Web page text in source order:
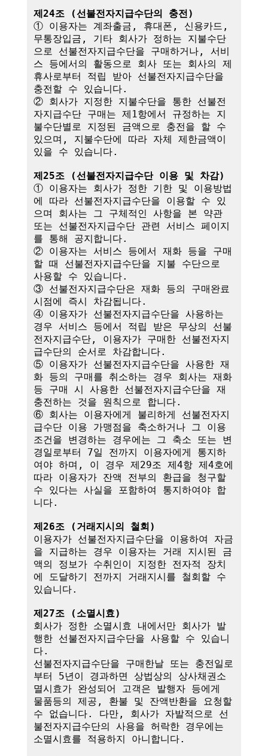
제24조 (선불전자지급수단의 충전)
① 이용자는 계좌출금, 휴대폰, 신용카드,
무통장입금, 기타 회사가 정하는 지불수단
으로 선불전자지급수단을 구매하거나, 서비
스 등에서의 활동으로 회사 또는 회사의 제
휴사로부터 적립 받아 선불전자지급수단을
충전할 수 있습니다.
② 회사가 지정한 지불수단을 통한 선불전
자지급수단 구매는 제1항에서 규정하는 지
불수단별로 지정된 금액으로 충전을 할 수
있으며, 지불수단에 따라 자체 제한금액이
있을 수 있습니다.
제25조 (선불전자지급수단 이용 및 차감)
① 이용자는 회사가 정한 기한 및 이용방법
에 따라 선불전자지급수단을 이용할 수 있
으며 회사는 그 구체적인 사항을 본 약관
또는 선불전자지급수단 관련 서비스 페이지
를 통해 공지합니다.
② 이용자는 서비스 등에서 재화 등을 구매
할 때 선불전자지급수단을 지불 수단으로
사용할 수 있습니다.
③ 선불전자지급수단은 재화 등의 구매완료
시점에 즉시 차감됩니다.
④ 이용자가 선불전자지급수단을 사용하는
경우 서비스 등에서 적립 받은 무상의 선불
전자지급수단, 이용자가 구매한 선불전자지
급수단의 순서로 차감합니다.
⑤ 이용자가 선불전자지급수단을 사용한 재
화 등의 구매를 취소하는 경우 회사는 재화
등 구매 시 사용한 선불전자지급수단을 재
충전하는 것을 원칙으로 합니다.
⑥ 회사는 이용자에게 불리하게 선불전자지
급수단 이용 가맹점을 축소하거나 그 이용
조건을 변경하는 경우에는 그 축소 또는 변
경일로부터 7일 전까지 이용자에게 통지하
여야 하며, 이 경우 제29조 제4항 제4호에
따라 이용자가 잔액 전부의 환급을 청구할
수 있다는 사실을 포함하여 통지하여야 합
니다.
제26조 (거래지시의 철회)
이용자가 선불전자지급수단을 이용하여 자금
을 지급하는 경우 이용자는 거래 지시된 금
액의 정보가 수취인이 지정한 전자적 장치
에 도달하기 전까지 거래지시를 철회할 수
있습니다.
제27조 (소멸시효)
회사가 정한 소멸시효 내에서만 회사가 발
행한 선불전자지급수단을 사용할 수 있습니
다.
선불전자지급수단을 구매한날 또는 충전일로
부터 5년이 경과하면 상법상의 상사채권소
멸시효가 완성되어 고객은 발행자 등에게
물품등의 제공, 환불 및 잔액반환을 요청할
수 없습니다. 다만, 회사가 자발적으로 선
불전자지급수단의 사용을 허락한 경우에는
소멸시효를 적용하지 아니합니다.